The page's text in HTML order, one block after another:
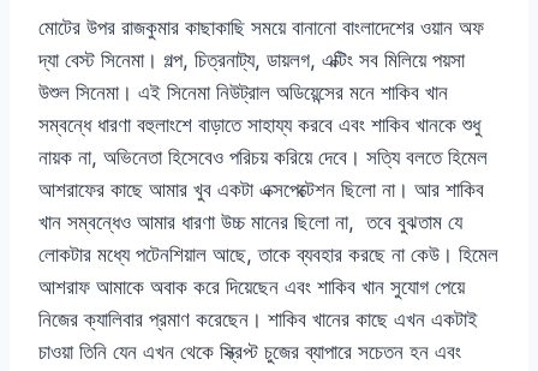
মোটের উপর রাজকুমার কাছাকাছি সময়ে বানানো বাংলাদেশের ওয়ান অফ
দ্যা বেস্ট সিনেমা। গল্প, চিত্রনাট্য, ডায়লগ, এক্টিং সব মিলিয়ে পয়সা
উশুল সিনেমা। এই সিনেমা নিউট্রাল অডিয়েন্সের মনে শাকিব খান
সম্বন্ধে ধারণা বহুলাংশে বাড়াতে সাহায্য করবে এবং শাকিব খানকে শুধু
নায়ক না, অভিনেতা হিসেবেও পরিচয় করিয়ে দেবে। সত্যি বলতে হিমেল
আশরাফের কাছে আমার খুব একটা এক্সপেক্টেশন ছিলো না। আর শাকিব
খান সম্বন্ধেও আমার ধারণা উচ্চ মানের ছিলো না, তবে বুঝতাম যে
লোকটার মধ্যে পটেনশিয়াল আছে, তাকে ব্যবহার করছে না কেউ। হিমেল
আশরাফ আমাকে অবাক করে দিয়েছেন এবং শাকিব খান সুযোগ পেয়ে
নিজের ক্যালিবার প্রমাণ করেছেন। শাকিব খানের কাছে এখন একটাই
চাওয়া তিনি যেন এখন থেকে স্ক্রিপ্ট চুজের ব্যাপারে সচেতন হন এবং